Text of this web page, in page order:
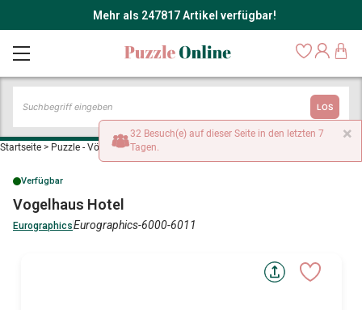
Mehr als 247817 Artikel verfügbar!
LOS
Startseite > Puzzle - Vögel >Vogelhaus Hotel
Verfügbar
Vogelhaus Hotel
EurographicsEurographics-6000-6011
×
32 Besuch(e) auf dieser Seite in den letzten 7
Tagen.